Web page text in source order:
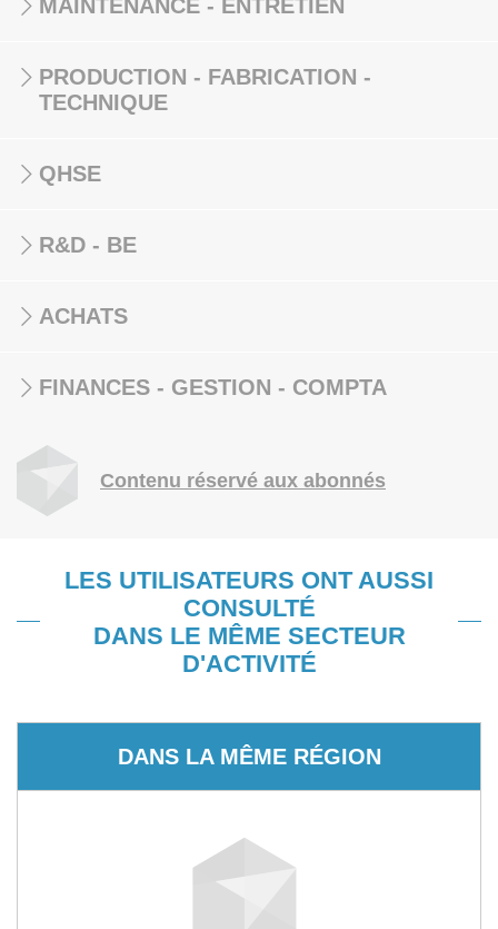
MAINTENANCE - ENTRETIEN
PRODUCTION - FABRICATION -
TECHNIQUE
QHSE
R&D - BE
ACHATS
FINANCES - GESTION - COMPTA
Contenu réservé aux abonnés
LES UTILISATEURS ONT AUSSI
CONSULTÉ
DANS LE MÊME SECTEUR
D'ACTIVITÉ
DANS LA MÊME RÉGION